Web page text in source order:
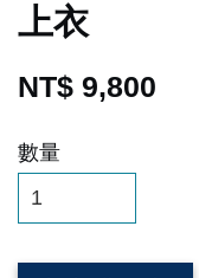
上衣
NT$ 9,800
數量